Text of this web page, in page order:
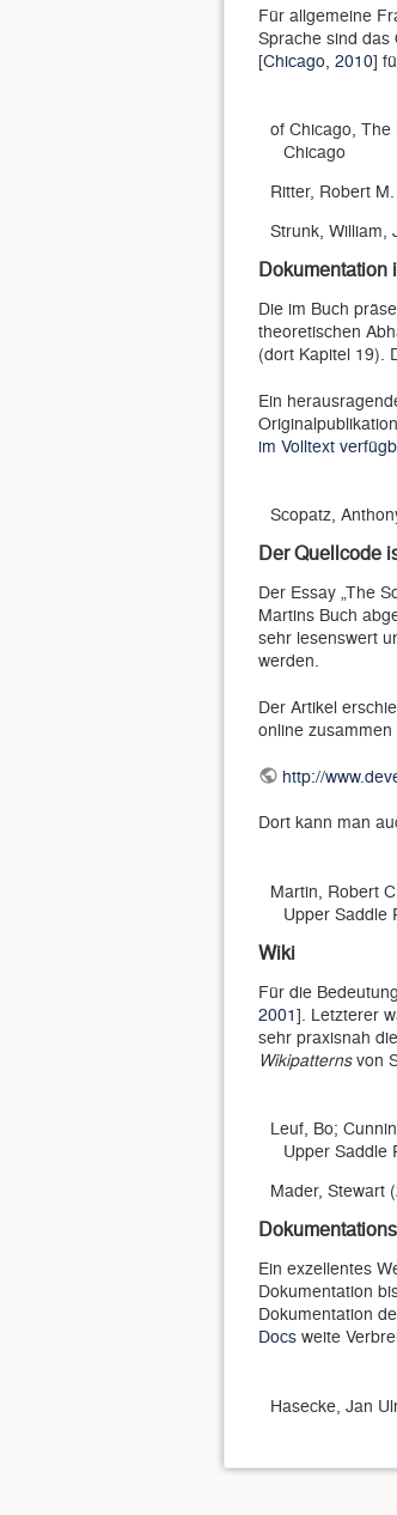
Für allgemeine
Sprache sind das
[Chicago, 2010]
of Chicago,
Chicago
Ritter, Robert
Strunk, William,
Dokumentation
Die im Buch
theoretischen
(dort Kapitel 19).
Ein
im Volltext
Scopatz,
Der Quellcode
Der Essay „The
Martins Buch
sehr lesenswert
werden.
Der Artikel
online
http://
Dort kann man
Martin, Robert
Upper Saddle
Wiki
Für die
2001]. Letzterer
sehr praxisnah
Wikipatternsvon
Leuf, Bo;
Upper Saddle
Mader, Stewart
Ein exzellentes
Dokumentation
Dokumentation
Docs weite
Hasecke, Jan